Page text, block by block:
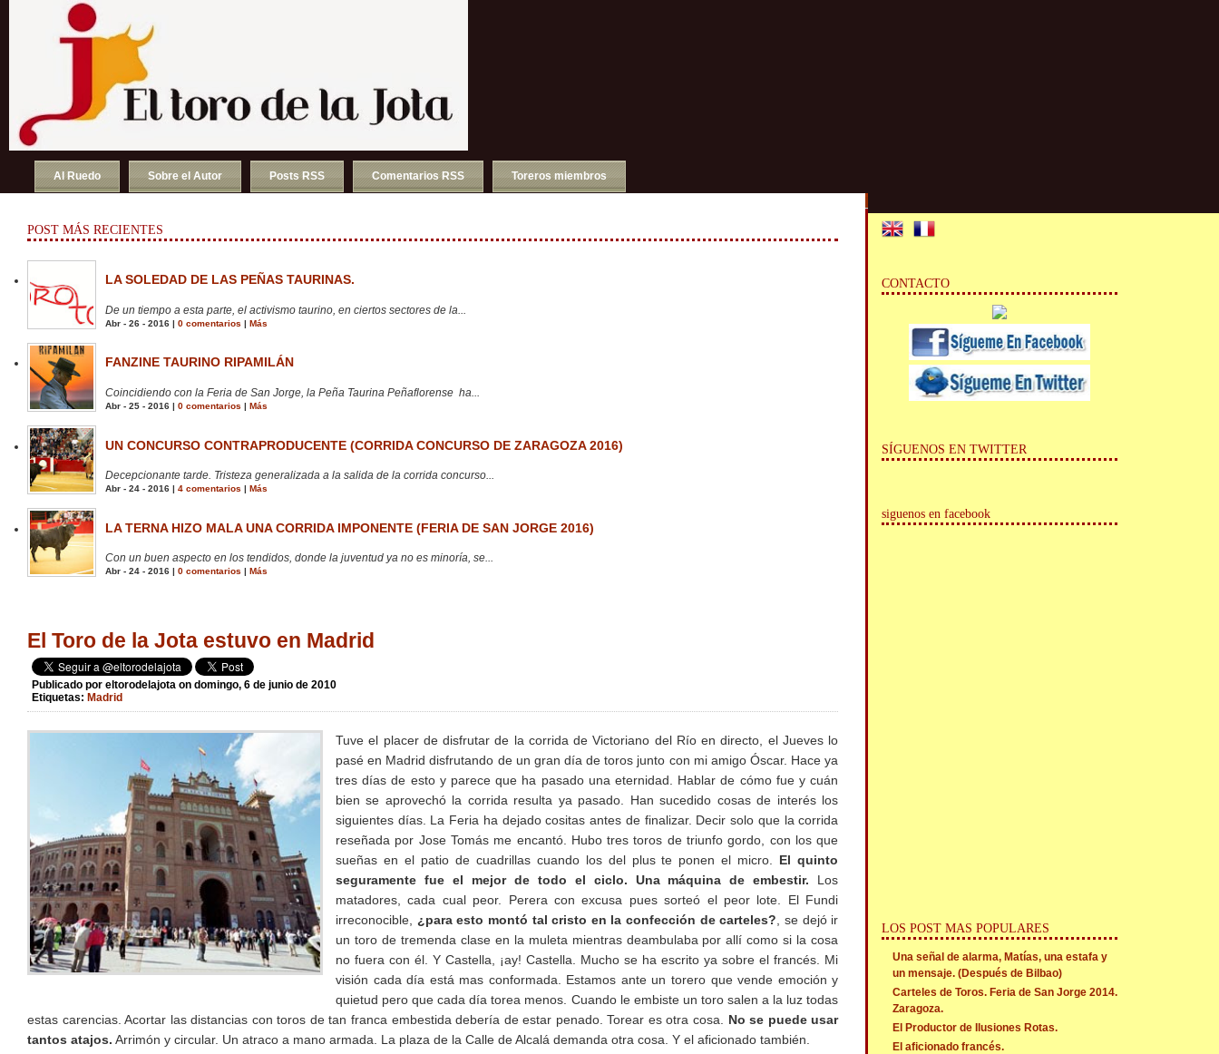
Al Ruedo Sobre el Autor Posts RSS Comentarios RSS Toreros miembros
POST MÁS RECIENTES
LA SOLEDAD DE LAS PEÑAS TAURINAS.
De un tiempo a esta parte, el activismo taurino, en ciertos sectores de la...
Abr - 26 - 2016 | 0 comentarios | Más
FANZINE TAURINO RIPAMILÁN
Coincidiendo con la Feria de San Jorge, la Peña Taurina Peñaflorense ha...
Abr - 25 - 2016 | 0 comentarios | Más
UN CONCURSO CONTRAPRODUCENTE (CORRIDA CONCURSO DE ZARAGOZA 2016)
Decepcionante tarde. Tristeza generalizada a la salida de la corrida concurso...
Abr - 24 - 2016 | 4 comentarios | Más
LA TERNA HIZO MALA UNA CORRIDA IMPONENTE (FERIA DE SAN JORGE 2016)
Con un buen aspecto en los tendidos, donde la juventud ya no es minoría, se...
Abr - 24 - 2016 | 0 comentarios Más
El Toro de la Jota estuvo en Madrid
Publicado por eltorodelajota on domingo, 6 de junio de 2010
Etiquetas: Madrid
Tuve el placer de disfrutar de la corrida de Victoriano del Río en directo, el Jueves lo
pasé en Madrid disfrutando de un gran día de toros junto con mi amigo Óscar. Hace ya
tres días de esto y parece que ha pasado una eternidad. Hablar de cómo fue y cuán
bien se aprovechó la corrida resulta ya pasado. Han sucedido cosas de interés los
siguientes días. La Feria ha dejado cositas antes de finalizar. Decir solo que la corrida
reseñada por Jose Tomás me encantó. Hubo tres toros de triunfo gordo, con los que
sueñas en el patio de cuadrillas cuando los del plus te ponen el micro. El quinto
seguramente fue el mejor de todo el ciclo.
Una máquina de embestir. Los
matadores, cada cual peor. Perera con excusa pues sorteó el peor lote. El Fundi
irreconocible, ¿para esto montó tal cristo en la confección de carteles? , se dejó ir
un toro de tremenda clase en la muleta mientras deambulaba por allí como si la cosa
no fuera con él. Y Castella, ¡ay! Castella. Mucho se ha escrito ya sobre el francés. Mi
visión cada día está mas conformada. Estamos ante un torero que vende emoción y
quietud pero que cada día torea menos. Cuando le embiste un toro salen a la luz todas
estas carencias. Acortar las distancias con toros de tan franca embestida debería de estar penado. Torear es otra cosa. No se puede usar
tantos atajos. Arrimón y circular. Un atraco a mano armada. La plaza de la Calle de Alcalá demanda otra cosa. Y el aficionado también.
CONTACTO
SÍGUENOS EN TWITTER
siguenos en facebook
LOS POST MAS POPULARES
Una señal de alarma, Matías, una estafa y
un mensaje. (Después de Bilbao)
Carteles de Toros. Feria de San Jorge 2014.
Zaragoza.
El Productor de Ilusiones Rotas.
El aficionado francés.